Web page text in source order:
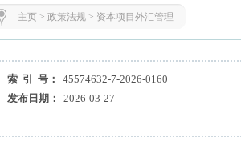
主页> 政策法规> 资本项目外汇管理
索 引 号：
45574632-7-2026-0160
发布日期：
2026-03-27